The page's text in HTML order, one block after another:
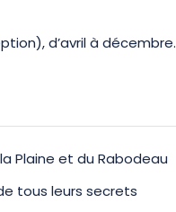
d’avril à décembre.
Plaine et du Rabodeau
tous leurs secrets